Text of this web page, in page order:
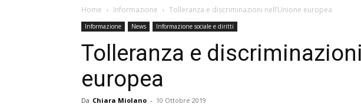
Home Informazione Tolleranza e discriminazioni nell’Unione europea
Informazione News Informazione sociale e diritti
Tolleranza e
europea
Da Chiara Miolano - 10 Ottobre 2019